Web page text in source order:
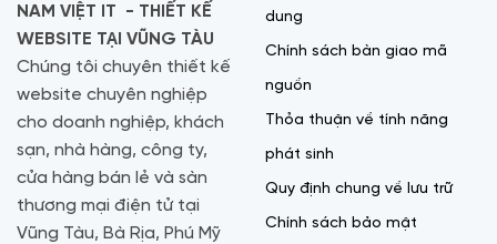
NAM VIỆT IT - THIẾT KẾ
WEBSITE TẠI VŨNG TÀU
Chúng tôi chuyên thiết kế
website chuyên nghiệp
cho doanh nghiệp, khách
sạn, nhà hàng, công ty,
cửa hàng bán lẻ và sàn
thương mại điện tử tại
Vũng Tàu, Bà Rịa, Phú Mỹ
dung
Chính sách bàn giao mã
nguồn
Thỏa thuận về tính năng
phát sinh
Quy định chung về lưu trữ
Chính sách bảo mật